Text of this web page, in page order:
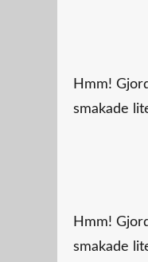
Hmm!
smakade
Hmm!
smakade